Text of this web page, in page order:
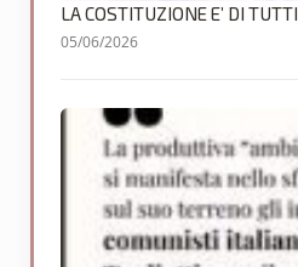
LA COSTITUZIONE E’ DI TUTTI
05/06/2026